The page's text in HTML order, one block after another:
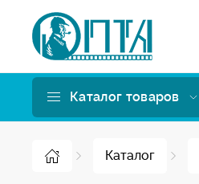
Каталог товаров
Каталог